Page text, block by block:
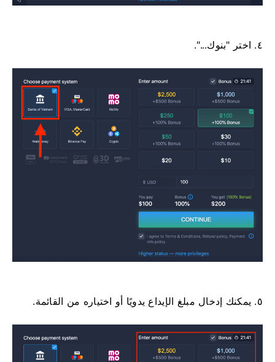
٤. اختر "بنوك...".
٥. يمكنك إدخال مبلغ الإيداع يدويًا أو اختياره من القائمة.